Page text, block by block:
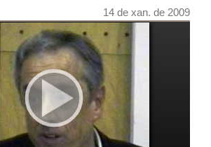
14 de xan. de 2009